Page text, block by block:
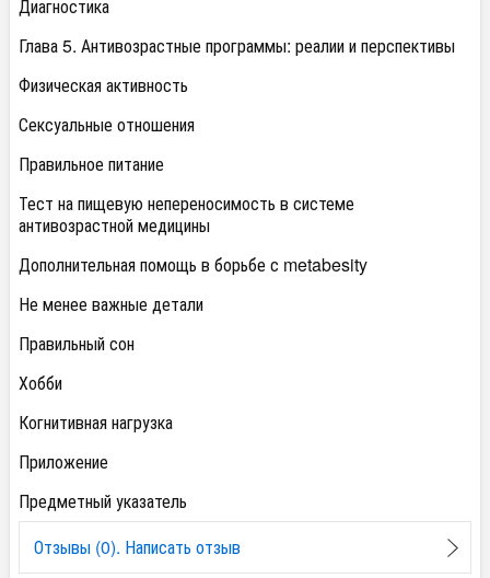
Диагностика
Глава 5. Антивозрастные программы: реалии и перспективы
Физическая активность
Сексуальные отношения
Правильное питание
Тест на пищевую непереносимость в системе
антивозрастной медицины
Дополнительная помощь в борьбе с metabesity
Не менее важные детали
Правильный сон
Хобби
Когнитивная нагрузка
Приложение
Предметный указатель
Отзывы (0). Написать отзыв